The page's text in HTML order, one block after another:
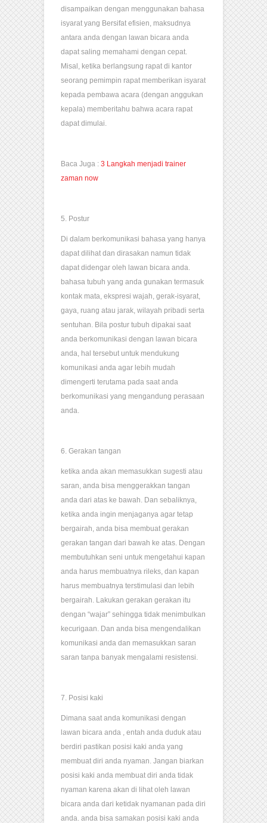
disampaikan dengan menggunakan bahasa
isyarat yang Bersifat efisien, maksudnya
antara anda dengan lawan bicara anda
dapat saling memahami dengan cepat.
Misal, ketika berlangsung rapat di kantor
seorang pemimpin rapat memberikan isyarat
kepada pembawa acara (dengan anggukan
kepala) memberitahu bahwa acara rapat
dapat dimulai.
Baca Juga : 3 Langkah menjadi trainer
zaman now
5. Postur
Di dalam berkomunikasi bahasa yang hanya
dapat dilihat dan dirasakan namun tidak
dapat didengar oleh lawan bicara anda.
bahasa tubuh yang anda gunakan termasuk
kontak mata, ekspresi wajah, gerak-isyarat,
gaya, ruang atau jarak, wilayah pribadi serta
sentuhan. Bila postur tubuh dipakai saat
anda berkomunikasi dengan lawan bicara
anda, hal tersebut untuk mendukung
komunikasi anda agar lebih mudah
dimengerti terutama pada saat anda
berkomunikasi yang mengandung perasaan
anda.
6. Gerakan tangan
ketika anda akan memasukkan sugesti atau
saran, anda bisa menggerakkan tangan
anda dari atas ke bawah. Dan sebaliknya,
ketika anda ingin menjaganya agar tetap
bergairah, anda bisa membuat gerakan
gerakan tangan dari bawah ke atas. Dengan
membutuhkan seni untuk mengetahui kapan
anda harus membuatnya rileks, dan kapan
harus membuatnya terstimulasi dan lebih
bergairah. Lakukan gerakan gerakan itu
dengan “wajar” sehingga tidak menimbulkan
kecurigaan. Dan anda bisa mengendalikan
komunikasi anda dan memasukkan saran
saran tanpa banyak mengalami resistensi.
7. Posisi kaki
Dimana saat anda komunikasi dengan
lawan bicara anda , entah anda duduk atau
berdiri pastikan posisi kaki anda yang
membuat diri anda nyaman. Jangan biarkan
posisi kaki anda membuat diri anda tidak
nyaman karena akan di lihat oleh lawan
bicara anda dari ketidak nyamanan pada diri
anda. anda bisa samakan posisi kaki anda